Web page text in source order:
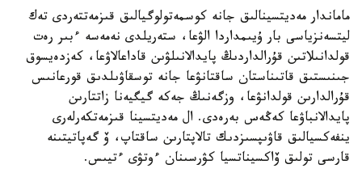
ماماندار مەديتسينالىق جانە كوسمەتولوگيالىق قىزمەتتەردى تەك
ليتسەنزياسى بار ۇيىمداردا الۋعا، ستەريلدى نەمەسە ءبىر رەت
قولدانىلاتىن قۇرالداردىڭ پايدالانىلۋىن قاداعالاۋعا، كەزدەيسوق
جىنىستىق قاتىناستان ساقتانۋعا جانە توسقاۋىلدىق قورعانىس
قۇرالدارىن قولدانۋعا، وزگەنىڭ جەكە گيگيەنا زاتتارىن
پايدالانباۋعا كەڭەس بەرەدى. ال مەديتسينا قىزمەتكەرلەرى
ينفەكسيالىق قاۋىپسىزدىك تالاپتارىن ساقتاپ، ۆ گەپاتيتىنە
قارسى تولىق ۆاكسيناتسيا كۋرسىنان ءوتۋى ءتيىس.